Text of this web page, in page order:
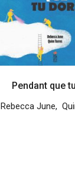
Pendant que
Rebecca June,